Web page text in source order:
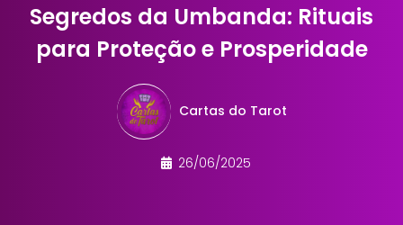
Segredos da Umbanda: Rituais
para Proteção e Prosperidade
Cartas do Tarot
26/06/2025